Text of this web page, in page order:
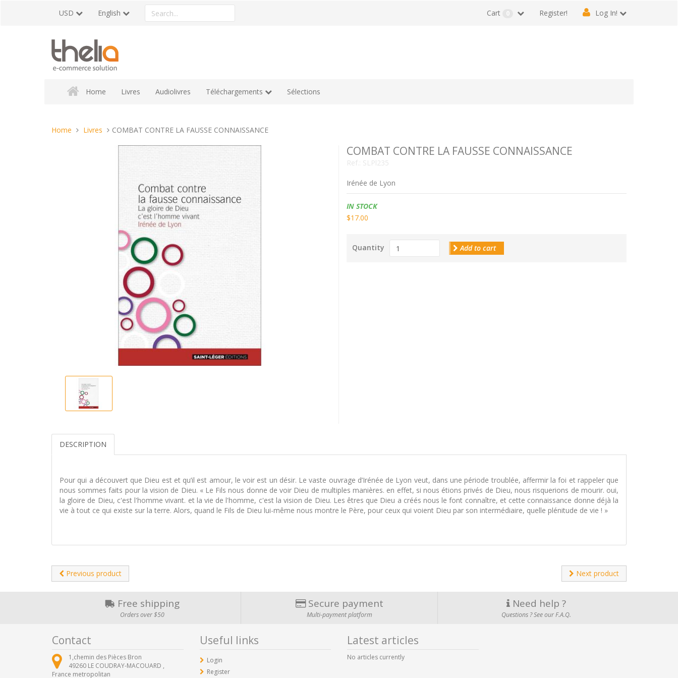
USD English
Search
a
Register! Log In!
Cart 0
Home Livres Audiolivres Téléchargements Sélections
You
Home Livres COMBAT CONTRE LA FAUSSE CONNAISSANCE
COMBAT CONTRE LA FAUSSE CONNAISSANCE
Ref.: SLPl235
Irénée de Lyon
Availability:
IN STOCK
$17.00
Quantity Add to cart
DESCRIPTION
Pour qui a découvert que Dieu est et qu’il est amour, le voir est un désir. Le vaste ouvrage d’Irénée de Lyon veut, dans une période troublée, affermir la foi et rappeler que
nous sommes faits pour la vision de Dieu. « Le Fils nous donne de voir Dieu de multiples manières. en effet, si nous étions privés de Dieu, nous risquerions de mourir. oui,
la gloire de Dieu, c'est l'homme vivant. et la vie de l'homme, c'est la vision de Dieu. Les êtres que Dieu a créés nous le font connaître, et cette connaissance donne déjà la
vie à tout ce qui existe sur la terre. Alors, quand le Fils de Dieu lui-même nous montre le Père, pour ceux qui voient Dieu par son intermédiaire, quelle plénitude de vie ! »
Previous product Next product
Free shipping
Orders over $50
Secure payment
Multi-payment platform
Need help ?
Questions ? See our F.A.Q.
Contact
1,chemin des Pièces Bron
49260 LE COUDRAY-MACOUARD ,
France metropolitan
Useful links
Login
Register
Latest articles
No articles currently